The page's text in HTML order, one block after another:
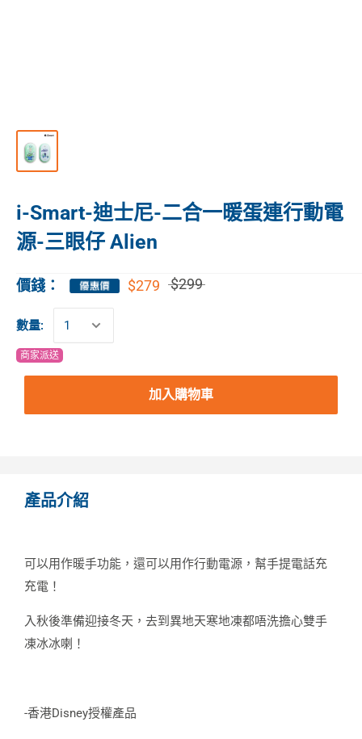
i-Smart-迪士尼-二合一暖蛋連行動電
源-三眼仔 Alien
價錢： $279 $299
數量:
商家派送
加入購物車
產品介紹
可以用作暖手功能，還可以用作行動電源，幫手提電話充
充電！
入秋後準備迎接冬天，去到異地天寒地凍都唔洗擔心雙手
凍冰冰喇！
-香港Disney授權產品